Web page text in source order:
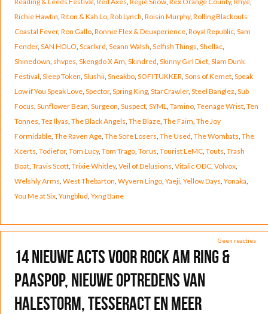
Richie Hawtin Riton & Kah Lo, Rob Lynch Roisin Murphy, Rolling Blackouts
Coastal Fever, Ron Gallo, Ronnie Flex & Deuxperience, Royal Republic, Sam
Fender, SAN HOLO Scarlxrd Seann Walsh Selfish Things Shellac,
Shinedown shvpes Skengdo X Am Skindred Skinny Girl Diet, Slam Dunk
Festival Sleep Token Slushii, Sneakbo, SOFI TUKKER Sons of Kemet, Speak
Low if You Speak Love, Spector, Spring King, StarCrawler, Steel Banglez Sub
Focus Sunflower Bean Surgeon Suspect, SYML Tamino, Teenage Wrist, Ten
Tonnes Tez Ilyas The Black Angels The Blaze, The Faim The Joy
Formidable, The Raven Age, The Sore Losers The Used The Wombats The
Xcerts Todiefor, Tom Lucy, Tom Trago, Torus Tourist LeMC, Touts Trash
Boat, Travis Scott, Trixie Whitley, Veil of Delusions Vitalic ODC, Volvox,
Welshly Arms West Thebarton Wyvern Lingo, Yaeji, Yellow Days Yonaka
You Me at Six, Yungblud Yxng Bane
Geen reacties
14 nieuwe acts voor Rock am Ring &
Paaspop, nieuwe optredens van
Halestorm, TesseracT en meer